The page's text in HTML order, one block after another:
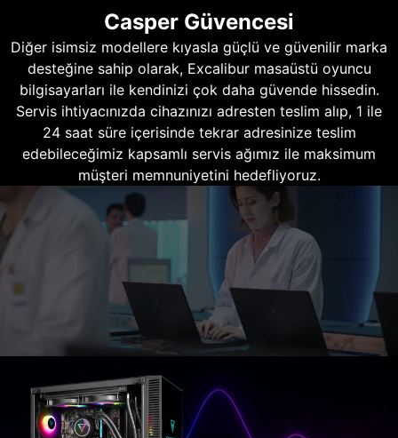
Casper Güvencesi
Diğer isimsiz modellere kıyasla güçlü ve güvenilir marka
desteğine sahip olarak, Excalibur masaüstü oyuncu
bilgisayarları ile kendinizi çok daha güvende hissedin.
Servis ihtiyacınızda cihazınızı adresten teslim alıp, 1 ile
24 saat süre içerisinde tekrar adresinize teslim
edebileceğimiz kapsamlı servis ağımız ile maksimum
müşteri memnuniyetini hedefliyoruz.